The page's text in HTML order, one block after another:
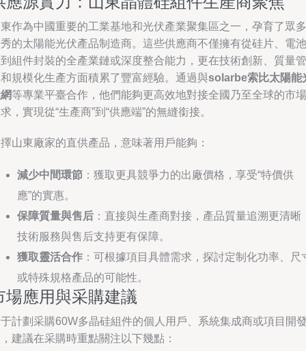
作為中國重要的工業基地和光伏產業聚集區之一，孕育了眾多
的太陽能光伏產品制造商。這些供應商不僅擁有從硅片、電池
組件封裝的全產業鏈或深度整合能力，更在技術創新、質量管
規模化生產方面積累了豐富經驗。通過與solarbe索比太陽能
等專業平臺合作，他們能夠更高效地對接全國乃至全球的市場
，實現從“生產商”到“供應端”的無縫銜接。
山東廠家的直供產品，意味著用戶能夠：
減少中間環節 ：獲取更具競爭力的出廠價格，享受“特價供
應”的實惠。
保障質量與售后 ：直接與生產商對接，產品質量追溯更清晰
技術服務與售后支持更有保障。
獲取靈活合作 ：可根據項目具體需求，探討定制化功率、尺
或特殊規格產品的可能性。
場應用與采購建議
計劃采購60W多晶硅組件的個人用戶、系統集成商或項目開
建議在采購時重點關注以下幾點：